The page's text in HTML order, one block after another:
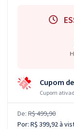
Cupom
Cupom
De: R$ 499,90
Por: R$ 399,92à